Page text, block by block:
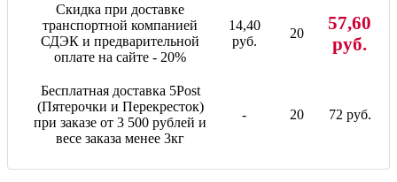
Скидка при доставке
транспортной компанией
СДЭК и предварительной
оплате на сайте - 20%
14,40
руб.
20
57,60
руб.
Бесплатная доставка 5Post
(Пятерочки и Перекресток)
при заказе от 3 500 рублей и
весе заказа менее 3кг
- 20 72 руб.